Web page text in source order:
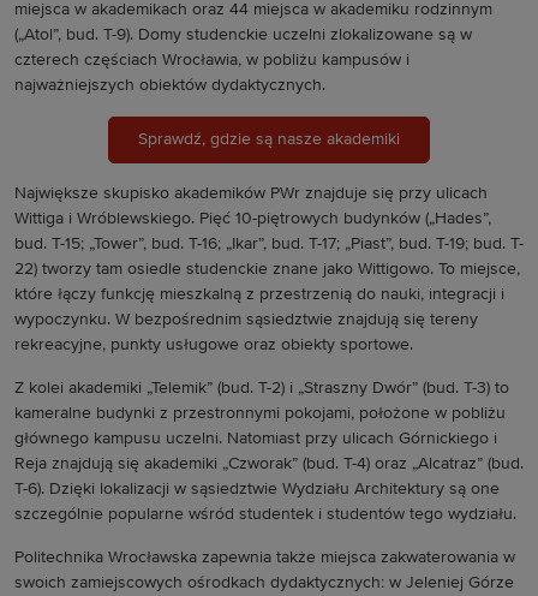
miejsca w akademikach oraz 44 miejsca w akademiku rodzinnym
(„Atol”, bud. T-9). Domy studenckie uczelni zlokalizowane są w
czterech częściach Wrocławia, w pobliżu kampusów i
najważniejszych obiektów dydaktycznych.
Sprawdź, gdzie są nasze akademiki
Największe skupisko akademików PWr znajduje się przy ulicach
Wittiga i Wróblewskiego. Pięć 10-piętrowych budynków („Hades”,
bud. T-15; „Tower”, bud. T-16; „Ikar”, bud. T-17; „Piast”, bud. T-19; bud. T-
22) tworzy tam osiedle studenckie znane jako Wittigowo. To miejsce,
które łączy funkcję mieszkalną z przestrzenią do nauki, integracji i
wypoczynku. W bezpośrednim sąsiedztwie znajdują się tereny
rekreacyjne, punkty usługowe oraz obiekty sportowe.
Z kolei akademiki „Telemik” (bud. T-2) i „Straszny Dwór” (bud. T-3) to
kameralne budynki z przestronnymi pokojami, położone w pobliżu
głównego kampusu uczelni. Natomiast przy ulicach Górnickiego i
Reja znajdują się akademiki „Czworak” (bud. T-4) oraz „Alcatraz” (bud.
T-6). Dzięki lokalizacji w sąsiedztwie Wydziału Architektury są one
szczególnie popularne wśród studentek i studentów tego wydziału.
Politechnika Wrocławska zapewnia także miejsca zakwaterowania w
swoich zamiejscowych ośrodkach dydaktycznych: w Jeleniej Górze